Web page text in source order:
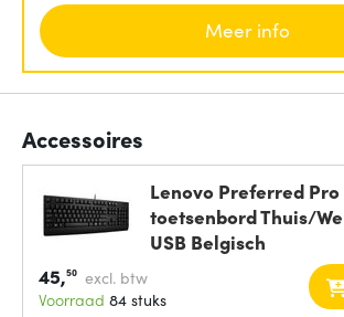
Meer info
Accessoires
Lenovo Preferred Pro
toetsenbord Thuis/
USB Belgisch
45,50 excl. btw
Voorraad 84 stuks